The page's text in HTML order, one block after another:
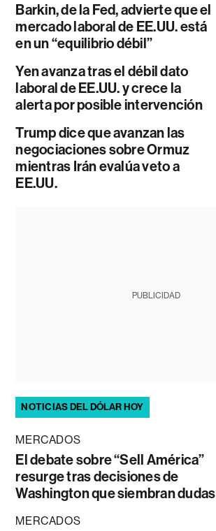
Barkin, de la Fed, advierte que el
mercado laboral de EE.UU. está
en un “equilibrio débil”
Yen avanza tras el débil dato
laboral de EE.UU. y crece la
alerta por posible intervención
Trump dice que avanzan las
negociaciones sobre Ormuz
mientras Irán evalúa veto a
EE.UU.
PUBLICIDAD
NOTICIAS DEL DÓLAR HOY
MERCADOS
El debate sobre “Sell América”
resurge tras decisiones de
Washington que siembran dudas
MERCADOS